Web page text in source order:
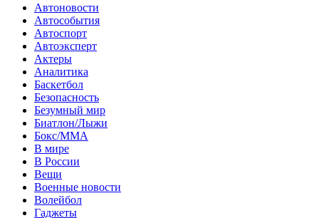
Автоновости
Автособытия
Автоспорт
Автоэксперт
Актеры
Аналитика
Баскетбол
Безопасность
Безумный мир
Биатлон/Лыжи
Бокс/MMA
В мире
В России
Вещи
Военные новости
Волейбол
Гаджеты